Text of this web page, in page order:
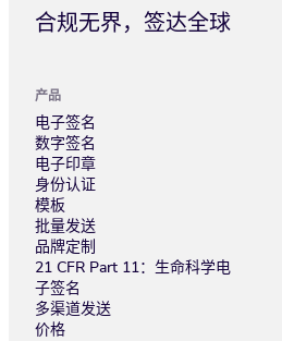
合规无界，签达全球
产品
电子签名
数字签名
电子印章
身份认证
模板
批量发送
品牌定制
21 CFR Part 11：生命科学电
子签名
多渠道发送
价格